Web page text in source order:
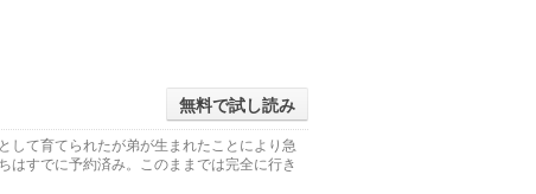
無料で試し読み
して育てられたが弟が生まれたことにより急
はすでに予約済み。このままでは完全に行き